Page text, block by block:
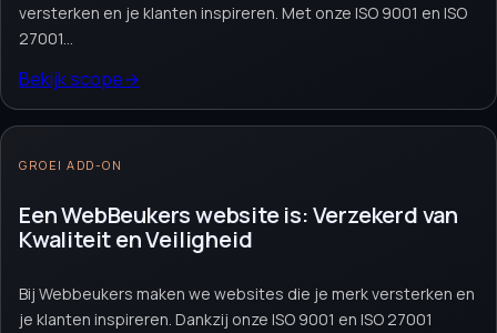
Offerte aanvragen → Neem contact op→
versterken en je klanten inspireren. Met onze ISO 9001 en ISO
27001...
Bekijk scope→
GROEI ADD-ON
Een WebBeukers website is: Verzekerd van
Kwaliteit en Veiligheid
Bij Webbeukers maken we websites die je merk versterken en
je klanten inspireren. Dankzij onze ISO 9001 en ISO 27001